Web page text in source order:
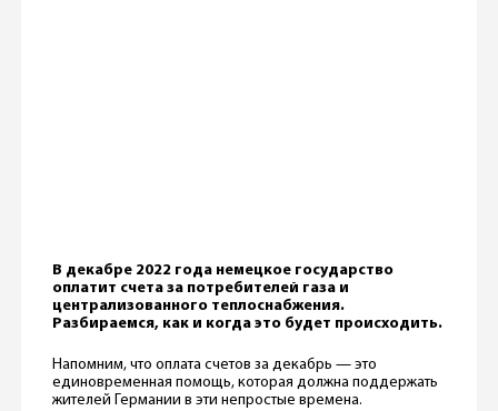
В декабре 2022 года немецкое государство
оплатит счета за потребителей газа и
централизованного теплоснабжения.
Разбираемся, как и когда это будет происходить.
Напомним, что оплата счетов за декабрь — это
единовременная помощь, которая должна поддержать
жителей Германии в эти непростые времена.